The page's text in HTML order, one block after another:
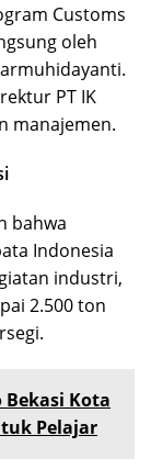
Customs
oleh
PT IK
manajemen.
bahwa
Indonesia
industri,
2.500 ton
Kota
Pelajar